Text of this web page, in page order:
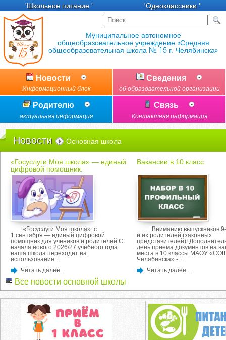
'Школьное питание ' 'Одноклассники '
Новости
Информационный блок
Сведения
об образовательной организации
Родителю
актуальная информация
Связь
Контактная информация
Новости Основная школа
«Госуслуги Моя школа» — единый
цифровой помощник.
«Госуслуги Моя школа»: с
1 сентября — единый цифровой
помощник для учеников и родителей С
начала нового 2026/27 учебного года
наша школа переходит на
использование...
Читать далее...
Вакансии в 10 класс.
Вниманию выпускников 9-
и их родителей (законных
представителей)!
день приема документов на
места в 10 классы МАОУ
Челябинска» -...
Читать далее...
Все новости основной школы